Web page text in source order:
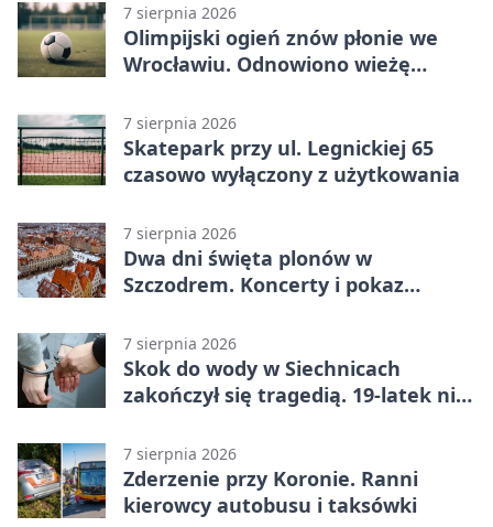
7 sierpnia 2026
Olimpijski ogień znów płonie we
Wrocławiu. Odnowiono wieżę
7 sierpnia 2026
Skatepark przy ul. Legnickiej 65
czasowo wyłączony z użytkowania
7 sierpnia 2026
Dwa dni święta plonów w
Szczodrem. Koncerty i pokaz
7 sierpnia 2026
Skok do wody w Siechnicach
zakończył się tragedią. 19-latek nie
7 sierpnia 2026
Zderzenie przy Koronie. Ranni
kierowcy autobusu i taksówki